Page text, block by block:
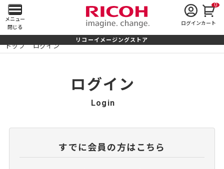
メ
イ
ン
を
メニュー
閉じる
ログイン
0
カート
リコーイメージングストア
トップ ログイン
ログイン
Login
すでに会員の方はこちら